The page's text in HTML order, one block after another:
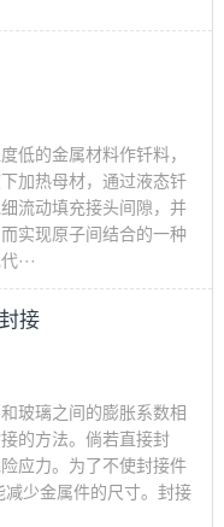
低的金属材料作钎料，
加热母材，通过液态钎
流动填充接头间隙，并
实现原子间结合的一种
···
接
玻璃之间的膨胀系数相
的方法。倘若直接封
应力。为了不使封接件
少金属件的尺寸。封接